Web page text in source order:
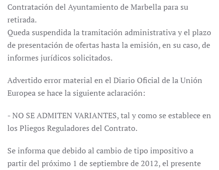
Contratación del Ayuntamiento de Marbella para su
retirada.
Queda suspendida la tramitación administrativa y el plazo
de presentación de ofertas hasta la emisión, en su caso, de
informes jurídicos solicitados.
Advertido error material en el Diario Oficial de la Unión
Europea se hace la siguiente aclaración:
- NO SE ADMITEN VARIANTES, tal y como se establece en
los Pliegos Reguladores del Contrato.
Se informa que debido al cambio de tipo impositivo a
partir del próximo 1 de septiembre de 2012, el presente